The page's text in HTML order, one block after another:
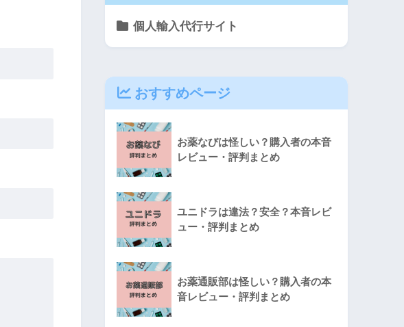
個人輸入代行サイト
おすすめページ
お薬なびは怪しい？購入者の本音
レビュー・評判まとめ
ユニドラは違法？安全？本音レビ
ュー・評判まとめ
お薬通販部は怪しい？購入者の本
音レビュー・評判まとめ